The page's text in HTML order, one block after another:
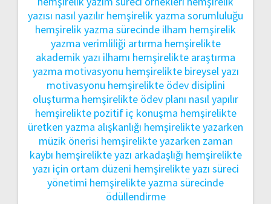
yazısı nasıl yazılır hemşirelik yazma sorumluluğu
hemşirelik yazma sürecinde ilham hemşirelik
yazma verimliliği artırma hemşirelikte
akademik yazı ilhamı hemşirelikte araştırma
yazma motivasyonu hemşirelikte bireysel yazı
motivasyonu hemşirelikte ödev disiplini
oluşturma hemşirelikte ödev planı nasıl yapılır
hemşirelikte pozitif iç konuşma hemşirelikte
üretken yazma alışkanlığı hemşirelikte yazarken
müzik önerisi hemşirelikte yazarken zaman
kaybı hemşirelikte yazı arkadaşlığı hemşirelikte
yazı için ortam düzeni hemşirelikte yazı süreci
yönetimi hemşirelikte yazma sürecinde
ödüllendirme